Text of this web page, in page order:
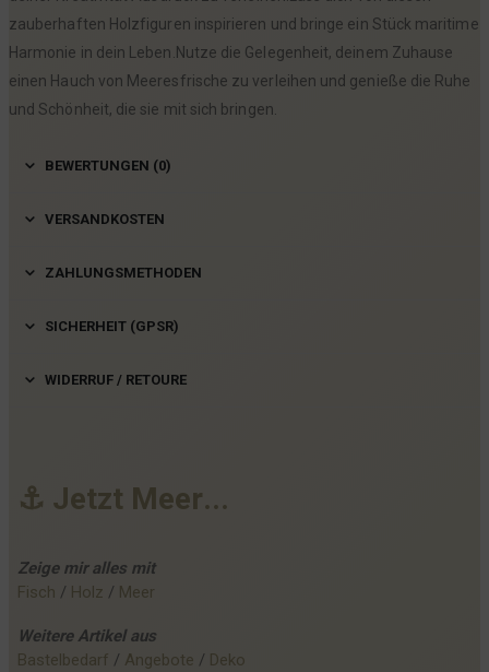
zauberhaften Holzfiguren inspirieren und bringe ein Stück maritime
Harmonie in dein Leben.Nutze die Gelegenheit, deinem Zuhause
einen Hauch von Meeresfrische zu verleihen und genieße die Ruhe
und Schönheit, die sie mit sich bringen.
BEWERTUNGEN (0)
VERSANDKOSTEN
ZAHLUNGSMETHODEN
SICHERHEIT (GPSR)
WIDERRUF / RETOURE
⚓ Jetzt Meer...
Zeige mir alles mit
Fisch / Holz / Meer
Weitere Artikel aus
Bastelbedarf / Angebote / Deko